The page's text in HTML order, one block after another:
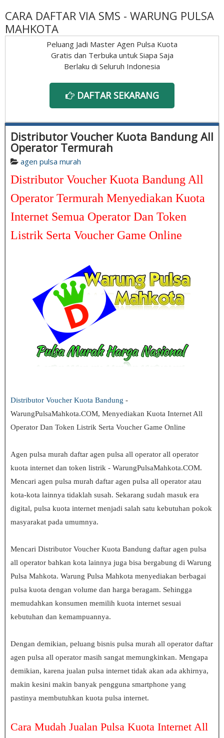
CARA DAFTAR VIA SMS - WARUNG PULSA
MAHKOTA
Peluang Jadi Master Agen Pulsa Kuota
Gratis dan Terbuka untuk Siapa Saja
Berlaku di Seluruh Indonesia
DAFTAR SEKARANG
Distributor Voucher Kuota Bandung All
Operator Termurah
agen pulsa murah
Distributor Voucher Kuota Bandung All
Operator Termurah Menyediakan Kuota
Internet Semua Operator Dan Token
Listrik Serta Voucher Game Online
Distributor Voucher Kuota Bandung -
WarungPulsaMahkota.COM, Menyediakan Kuota Internet All
Operator Dan Token Listrik Serta Voucher Game Online
Agen pulsa murah daftar agen pulsa all operator all operator
kuota internet dan token listrik - WarungPulsaMahkota.COM.
Mencari agen pulsa murah daftar agen pulsa all operator atau
kota-kota lainnya tidaklah susah. Sekarang sudah masuk era
digital, pulsa kuota internet menjadi salah satu kebutuhan pokok
masyarakat pada umumnya.
Mencari Distributor Voucher Kuota Bandung daftar agen pulsa
all operator bahkan kota lainnya juga bisa bergabung di Warung
Pulsa Mahkota. Warung Pulsa Mahkota menyediakan berbagai
pulsa kuota dengan volume dan harga beragam. Sehingga
memudahkan konsumen memilih kuota internet sesuai
kebutuhan dan kemampuannya.
Dengan demikian, peluang bisnis pulsa murah all operator daftar
agen pulsa all operator masih sangat memungkinkan. Mengapa
demikian, karena jualan pulsa internet tidak akan ada akhirnya,
makin kesini makin banyak pengguna smartphone yang
pastinya membutuhkan kuota pulsa internet.
Cara Mudah Jualan Pulsa Kuota Internet All